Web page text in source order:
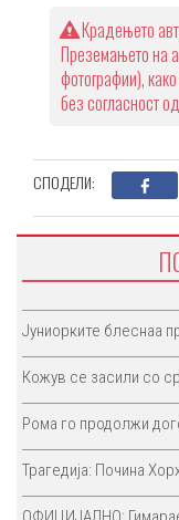
Крадењето
Преземањето на
фотографии),
без согласност
СПОДЕЛИ:
Јуниорките блеснаа
Кожув се засили со
Рома го продолжи
Трагедија: Почина